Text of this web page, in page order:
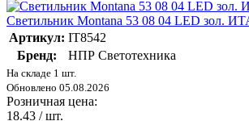
Светильник Montana 53 08 04 LED зол.
Артикул: IT8542
Бренд:
НПР Светотехника
На складе 1 шт.
Обновлено 05.08.2026
Розничная цена:
18.43 / шт.